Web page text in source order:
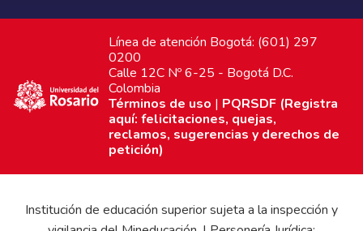
Línea de atención Bogotá: (601) 297
0200
Calle 12C Nº 6-25 - Bogotá D.C.
Colombia
Términos de uso | PQRSDF (Registra
aquí: felicitaciones, quejas,
reclamos, sugerencias y derechos de
petición)
Institución de educación superior sujeta a la inspección y